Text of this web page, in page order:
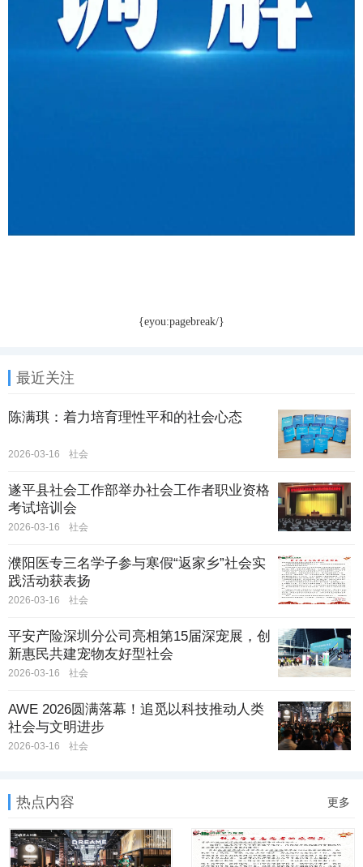
{eyou:pagebreak/}
最近关注
陈满琪：着力培育理性平和的社会心态
2026-03-16 社会
遂平县社会工作部举办社会工作者职业资格
考试培训会
2026-03-16 社会
濮阳医专三名学子参与寒假“返家乡”社会实
践活动获表扬
2026-03-16 社会
平安产险深圳分公司亮相第15届深宠展，创
新惠民共建宠物友好型社会
2026-03-16 社会
AWE 2026圆满落幕！追觅以科技推动人类
社会与文明进步
2026-03-16 社会
热点内容 更多